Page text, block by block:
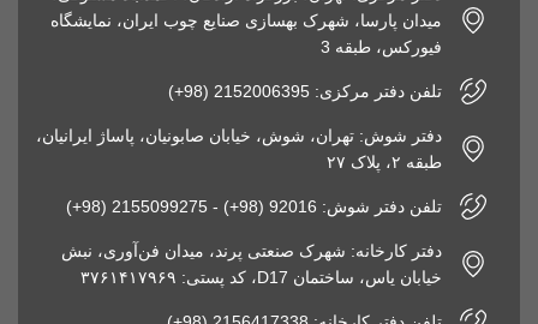
میدان پارسا، شهرک بهسازی صنایع چوب ایران، نمایشگاه
فیورکس، طبقه 3
تلفن دفتر مرکزی: 2152006395 (98+)
دفتر شوش: تهران، شوش، خیابان صابونیان، پاساژ ایرانیان،
طبقه ۲، پلاک ۲۷
تلفن دفتر شوش: 92016 (98+) - 2155099275 (98+)
دفتر کارخانه: شهرک صنعتی پرند، میدان فن‌آوری، نبش
خیابان یاس، ساختمان D17، کد پستی: ۳۷۶۱۴۱۷۹۶۹